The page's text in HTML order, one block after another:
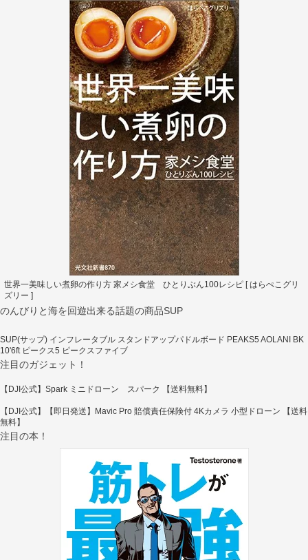
世界一美味しい煮卵の作り方 家メシ食堂 ひとりぶん100レシピ [ はらぺこグリ
ズリー ]
のんびりと海を回遊出来る話題の商品SUP
SUP(サップ) インフレータブル スタンドアップパドルボード PEAKS5 AOLANI BK
10'6ft ピークス5 ピークスファイブ
注目のガジェット！
【DJI公式】Spark ミニドローン スパーク 【送料無料】
【DJI公式】【即日発送】Mavic Pro 賠償責任保険付 4Kカメラ 小型ドローン 【送料
無料】
注目の本！